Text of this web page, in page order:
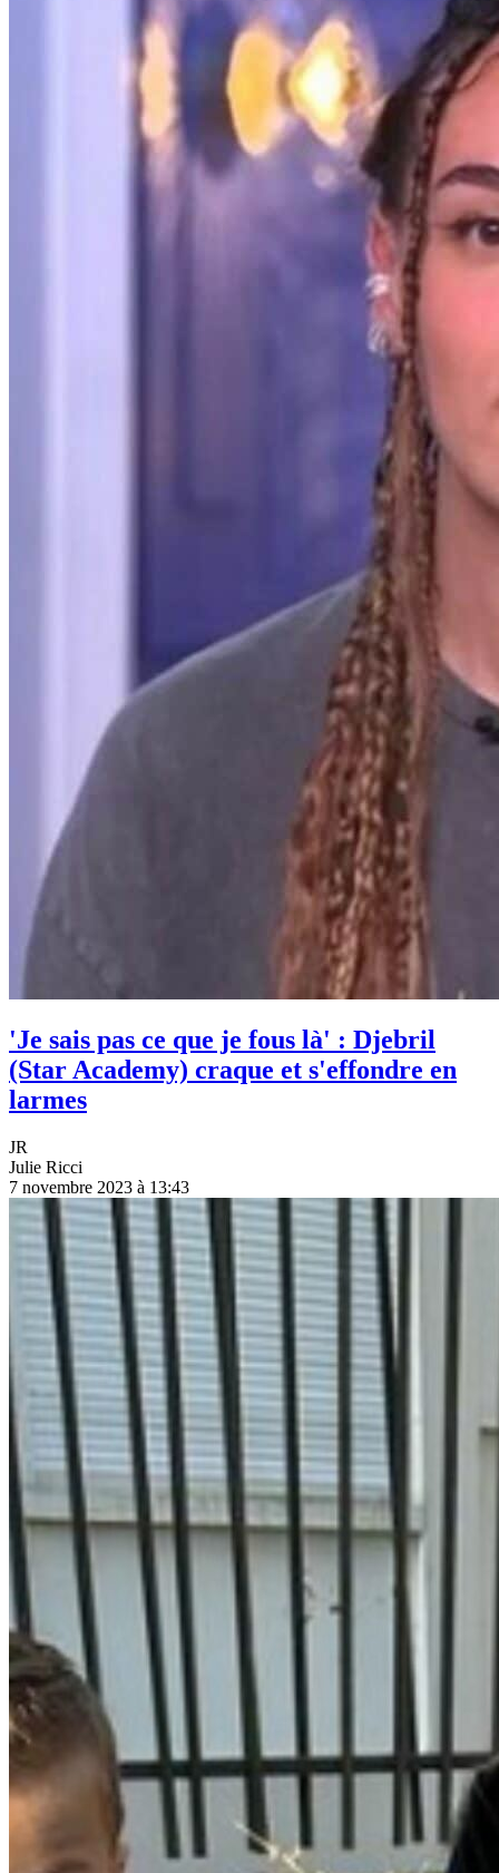
'Je sais pas ce que je fous là' : Djebril
(Star Academy) craque et s'effondre en
larmes
JR
Julie Ricci
7 novembre 2023 à 13:43